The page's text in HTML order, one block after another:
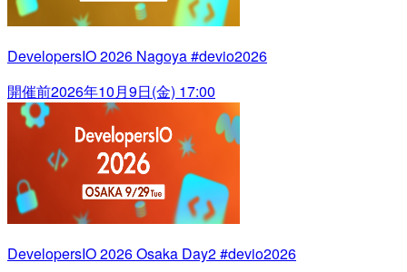
DevelopersIO 2026 Nagoya #devio2026
開催前2026年10月9日(金) 17:00
DevelopersIO 2026 Osaka Day2 #devio2026